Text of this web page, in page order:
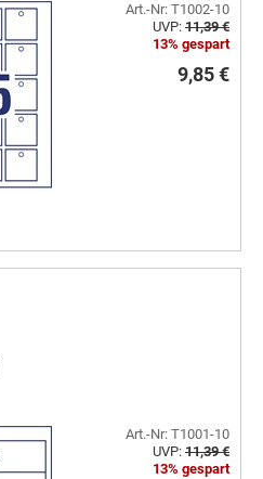
Art.-Nr: T1002-10
UVP: 11,39 €
13% gespart
9,85 €
Art.-Nr: T1001-10
UVP: 11,39 €
13% gespart